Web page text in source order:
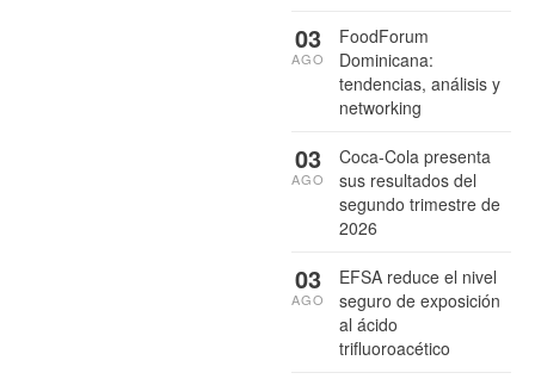
FoodForum
Dominicana:
tendencias, análisis y
networking
03
AGO
Coca-Cola presenta
sus resultados del
segundo trimestre de
2026
03
AGO
EFSA reduce el nivel
seguro de exposición
al ácido
trifluoroacético
03
AGO